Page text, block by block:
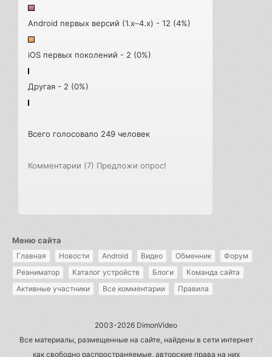
Android первых версий (1.x–4.x) - 12 (4%)
iOS первых поколений - 2 (0%)
Другая - 2 (0%)
Всего голосовало 249 человек
Комментарии (7) Предложи опрос!
Меню сайта
Главная Новости Android Видео Обменник
Форум
Реаниматор
Каталог устройств Блоги
Команда сайта
Активные участники
Все комментарии Правила
2003-2026 DimonVideo
Все материалы, размещенные на сайте, найдены в сети интернет
как свободно распространяемые, авторские права на них